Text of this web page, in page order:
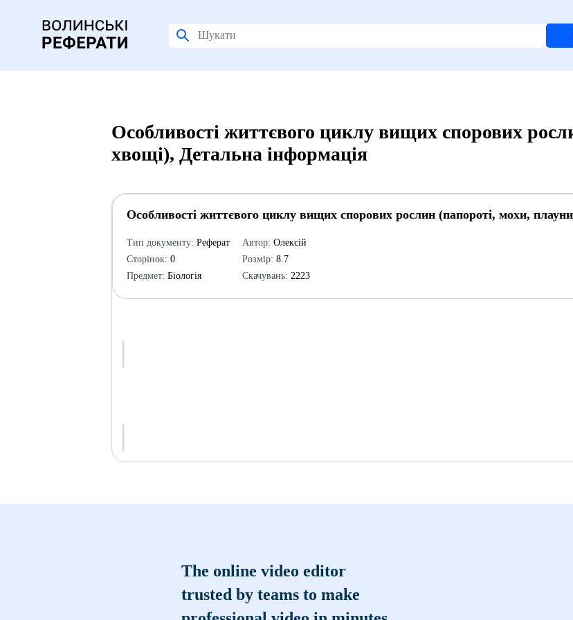
Особливості життєвого циклу вищих спорових
хвощі), Детальна інформація
Особливості життєвого циклу вищих спорових рослин (папороті, мохи,
Тип документу: Реферат
Сторінок: 0
Предмет: Біологія
Автор: Олексій
Розмір: 8.7
Скачувань: 2223
The online video editor
trusted by teams to make